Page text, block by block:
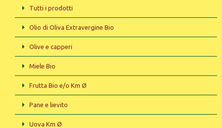
Tutti i prodotti
Olio di Oliva Extravergine Bio
Olive e capperi
Miele Bio
Frutta Bio e/o Km Ø
Pane e lievito
Uova Km Ø